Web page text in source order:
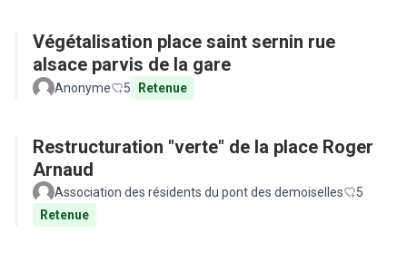
Végétalisation place saint sernin rue
alsace parvis de la gare
Anonyme 5 Retenue
Restructuration "verte" de la place Roger
Arnaud
Association des résidents du pont des demoiselles
5
Retenue